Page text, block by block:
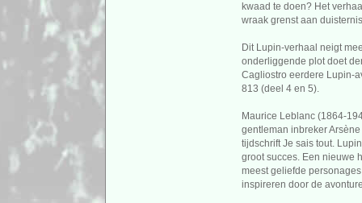
kwaad te doen? Het
wraak grenst aan
Dit Lupin-verhaal neigt
onderliggende plot doet
Cagliostro eerdere Lupin-
813 (deel 4 en 5).
Maurice Leblanc (1864-
gentleman inbreker
tijdschrift Je sais tout.
groot succes. Een nieuwe
meest geliefde
inspireren door de